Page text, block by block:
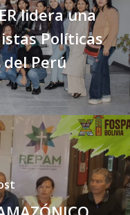
lidera una
Políticas
del Perú